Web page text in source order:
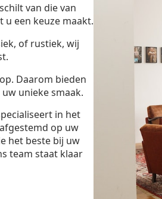
van die van
een keuze maakt.
of rustiek, wij
Daarom bieden
unieke smaak.
in het
op uw
het beste bij uw
team staat klaar